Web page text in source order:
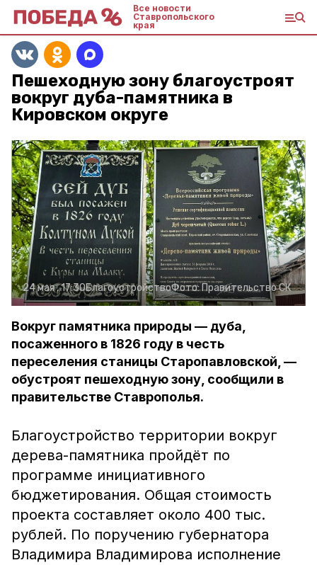
Все новости
Ставропольского
края
Пешеходную зону благоустроят
вокруг дуба-памятника в
Кировском округе
24 мая , 17:30БлагоустройствоФото:Правительство СК
Вокруг памятника природы — дуба,
посаженного в 1826 году в честь
переселения станицы Старопавловской, —
обустроят пешеходную зону, сообщили в
правительстве Ставрополья.
Благоустройство территории вокруг
дерева-памятника пройдёт по
программе инициативного
бюджетирования. Общая стоимость
проекта составляет около 400 тыс.
рублей. По поручению губернатора
Владимира Владимирова исполнение